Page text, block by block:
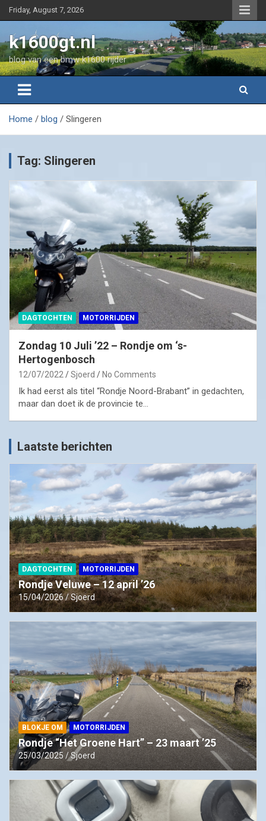
Skip
to
Friday, August 7, 2026
k1600gt.nl
blog van een bmw k1600 rijder
Home blog Slingeren
Tag: Slingeren
DAGTOCHTEN MOTORRIJDEN
Zondag 10 Juli ’22 – Rondje om ‘s-
Hertogenbosch
12/07/2022 Sjoerd No Comments
Ik had eerst als titel “Rondje Noord-Brabant” in gedachten,
maar dan doet ik de provincie te…
Laatste berichten
DAGTOCHTEN MOTORRIJDEN
Rondje Veluwe – 12 april ’26
15/04/2026 Sjoerd
BLOKJE OM MOTORRIJDEN
Rondje “Het Groene Hart” – 23 maart ’25
25/03/2025 Sjoerd